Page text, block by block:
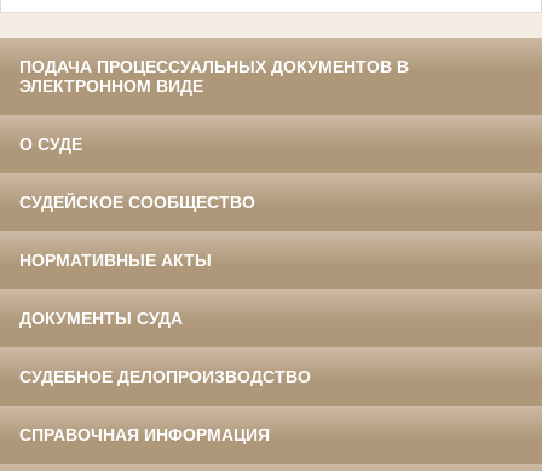
ПОДАЧА ПРОЦЕССУАЛЬНЫХ ДОКУМЕНТОВ В
ЭЛЕКТРОННОМ ВИДЕ
О СУДЕ
СУДЕЙСКОЕ СООБЩЕСТВО
НОРМАТИВНЫЕ АКТЫ
ДОКУМЕНТЫ СУДА
СУДЕБНОЕ ДЕЛОПРОИЗВОДСТВО
СПРАВОЧНАЯ ИНФОРМАЦИЯ